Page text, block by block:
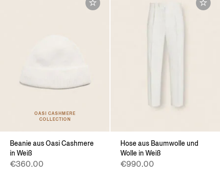
OASI CASHMERE
COLLECTION
Beanie aus Oasi Cashmere
in Weiß
€360.00
Hose aus Baumwolle und
Wolle in Weiß
€990.00